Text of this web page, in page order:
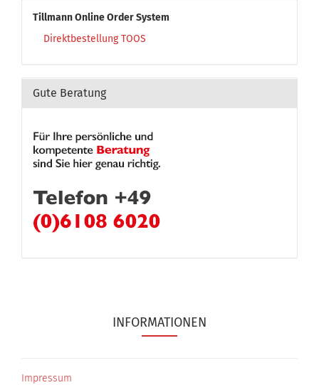
Tillmann Online Order System
Direktbestellung TOOS
Gute Beratung
INFORMATIONEN
Impressum